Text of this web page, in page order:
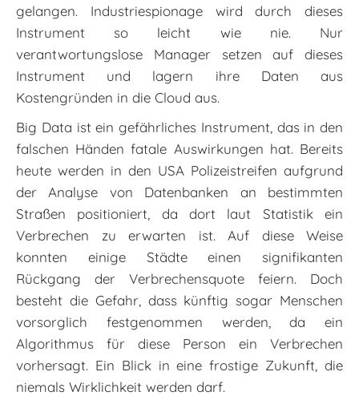
gelangen. Industriespionage wird durch dieses
Instrument so leicht wie nie. Nur
verantwortungslose Manager setzen auf dieses
Instrument und lagern ihre Daten aus
Kostengründen in die Cloud aus.
Big Data ist ein gefährliches Instrument, das in den
falschen Händen fatale Auswirkungen hat. Bereits
heute werden in den USA Polizeistreifen aufgrund
der Analyse von Datenbanken an bestimmten
Straßen positioniert, da dort laut Statistik ein
Verbrechen zu erwarten ist. Auf diese Weise
konnten einige Städte einen signifikanten
Rückgang der Verbrechensquote feiern. Doch
besteht die Gefahr, dass künftig sogar Menschen
vorsorglich festgenommen werden, da ein
Algorithmus für diese Person ein Verbrechen
vorhersagt. Ein Blick in eine frostige Zukunft, die
niemals Wirklichkeit werden darf.